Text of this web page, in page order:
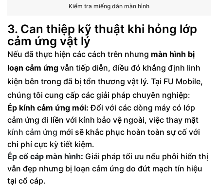
Kiểm tra miếng dán màn hình
3. Can thiệp kỹ thuật khi hỏng lớp
cảm ứng vật lý
Nếu đã thực hiện các cách trên nhưng màn hình bị
loạn cảm ứng vẫn tiếp diễn, điều đó khẳng định linh
kiện bên trong đã bị tổn thương vật lý. Tại FU Mobile,
chúng tôi cung cấp các giải pháp chuyên nghiệp:
Ép kính cảm ứng mới: Đối với các dòng máy có lớp
cảm ứng đi liền với kính bảo vệ ngoài, việc thay mặt
kính cảm ứng mới sẽ khắc phục hoàn toàn sự cố với
chi phí cực kỳ tiết kiệm.
Ép cổ cáp màn hình: Giải pháp tối ưu nếu phôi hiển thị
vẫn đẹp nhưng bị loạn cảm ứng do đứt mạch tín hiệu
tại cổ cáp.